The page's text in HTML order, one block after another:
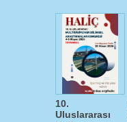
10.
Uluslararası